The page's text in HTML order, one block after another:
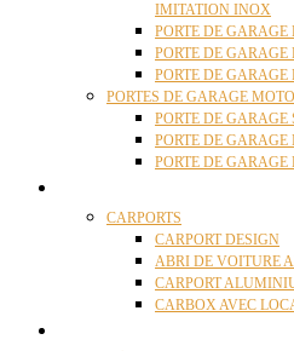
IMITATION INOX
PORTE DE GARAGE
PORTE DE
PORTE DE
PORTES DE GARAGE
PORTE DE
PORTE DE
PORTE DE
CARPORTS
CARPORT DESIGN
ABRI DE VOITURE
CARPORT
CARBOX AVEC